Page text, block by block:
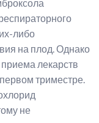
либо
на плод. Однако
лекарств
триместре.
не